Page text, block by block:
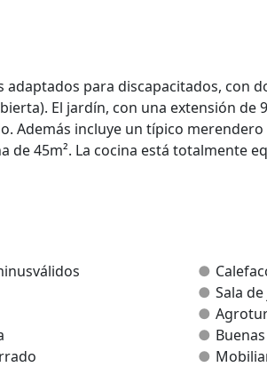
para discapacitados, con
El jardín, con una extensión de
Además incluye un típico merendero
de 45m². La cocina está totalmente
con chimenea, TV, biblioteca,
Sala